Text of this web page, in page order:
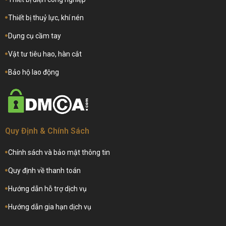
Thiết bị thuỷ lực, khí nén
Dụng cụ cầm tay
Vật tư tiêu hao, hàn cắt
Bảo hộ lao động
Quy Định & Chính Sách
Chính sách và bảo mật thông tin
Quy định về thanh toán
Hướng dẫn hỗ trợ dịch vụ
Hướng dẫn gia hạn dịch vụ